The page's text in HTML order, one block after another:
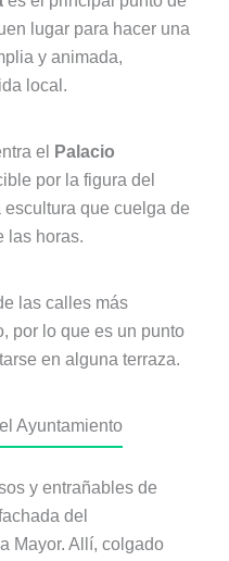
lugar para hacer una
y animada,
local.
el
Palacio
por la figura del
escultura que cuelga de
las horas.
las calles más
por lo que es un punto
en alguna terraza.
Ayuntamiento
y entrañables de
del
Mayor. Allí, colgado